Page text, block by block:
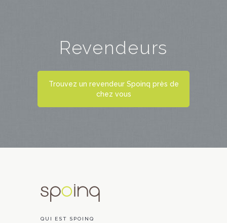
Revendeurs
Trouvez un revendeur Spoinq près de
chez vous
QUI EST SPOINQ